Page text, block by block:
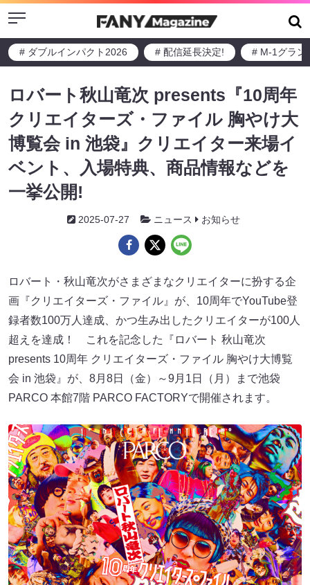
Menu
# ダブルインパクト2026 # 配信延長決定! # M-1グラン
ロバート秋山竜次 presents『10周年
クリエイターズ・ファイル 胸やけ大
博覧会 in 池袋』クリエイター来場イ
ベント、入場特典、商品情報などを
一挙公開!
2025-07-27 ニュース お知らせ
ロバート・秋山竜次がさまざまなクリエイターに扮する企
画『クリエイターズ・ファイル』が、10周年でYouTube登
録者数100万人達成、かつ生み出したクリエイターが100人
超えを達成！ これを記念した『ロバート 秋山竜次
presents 10周年 クリエイターズ・ファイル 胸やけ大博覧
会 in 池袋』が、8月8日（金）～9月1日（月）まで池袋
PARCO 本館7階 PARCO FACTORYで開催されます。